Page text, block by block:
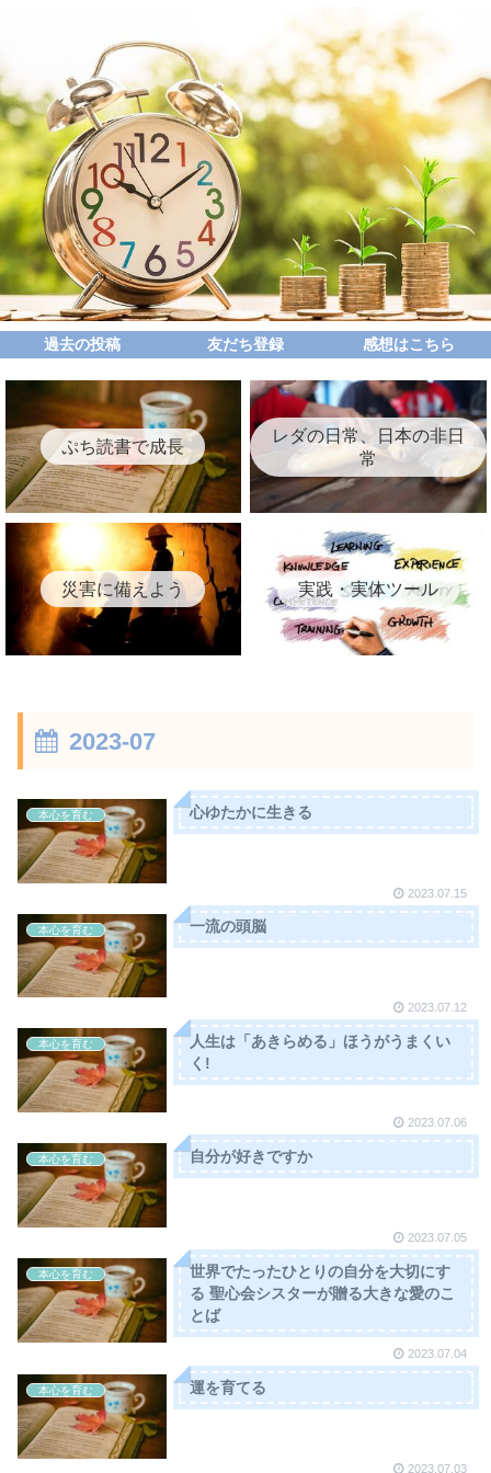
過去の投稿 友だち登録 感想はこちら
ぷち読書で成長
レダの日常、日本の非日
常
災害に備えよう 実践・実体ツール
2023-07
本心を育む 心ゆたかに生きる
2023.07.15
本心を育む 一流の頭脳
2023.07.12
本心を育む
人生は「あきらめる」ほうがうまくい
く!
2023.07.06
本心を育む 自分が好きですか
2023.07.05
本心を育む
世界でたったひとりの自分を大切にす
る 聖心会シスターが贈る大きな愛のこ
とば
2023.07.04
本心を育む 運を育てる
2023.07.03